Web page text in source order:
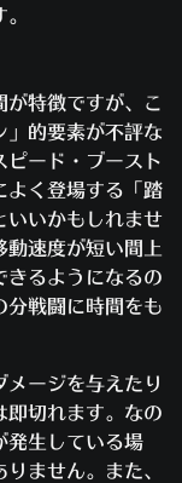
。
が特徴ですが、こ
」的要素が不評な
ピード・ブースト
よく登場する「踏
いいかもしれませ
動速度が短い間上
きるようになるの
分戦闘に時間をも
メージを与えたり
即切れます。なの
発生している場
ません。また、